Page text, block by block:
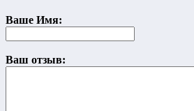
Ваше Имя:
Ваш отзыв: